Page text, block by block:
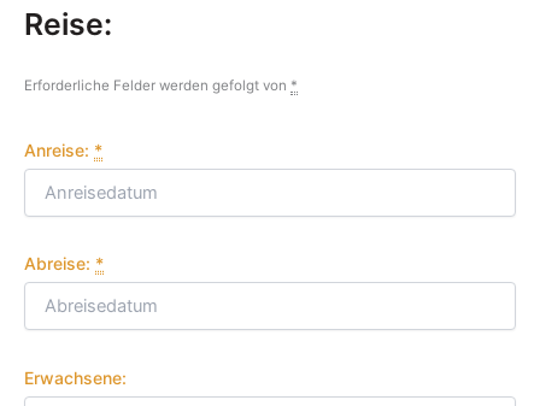
Reise:
Erforderliche Felder werden gefolgt von *
Anreise: *
Abreise: *
Erwachsene: